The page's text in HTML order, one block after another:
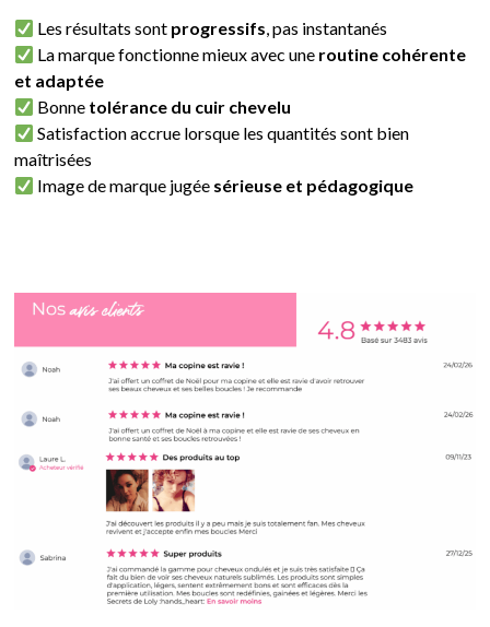
Les résultats sont progressifs, pas instantanés
La marque fonctionne mieux avec une routine cohérente
et adaptée
Bonne tolérance du cuir chevelu
Satisfaction accrue lorsque les quantités sont bien
maîtrisées
Image de marque jugée sérieuse et pédagogique